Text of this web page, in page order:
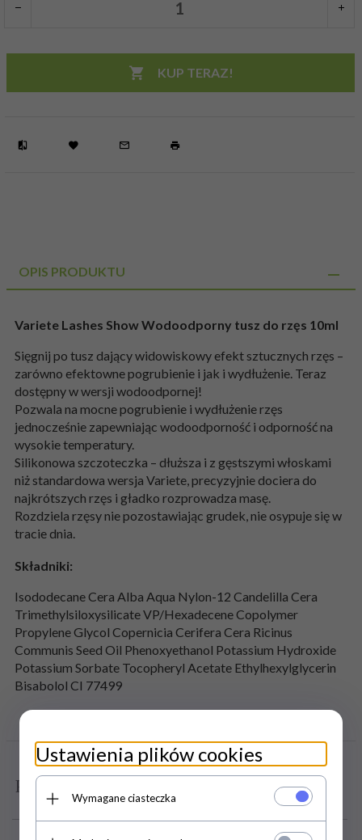
KUP TERAZ!
OPIS PRODUKTU
Variete Lashes Show Wodoodporny tusz do rzęs 10ml
Sięgnij po tusz dający widowiskowy efekt sztucznych rzęs –
zarówno efektowne pogrubienie i jak i wydłużenie. Teraz
dostępny w wersji wodoodpornej!
Pozwala na mocne pogrubienie i wydłużenie rzęs
jednocześnie zapewniając wodoodporność i odporność na
wysokie temperatury.
Silikonowa szczoteczka – dłuższa i z gęstszymi włoskami
niż standardowa wersja Variete, precyzyjnie dociera do
najkrótszych rzęs i gładko rozprowadza masę.
Rozdziela rzęsy nie pozostawiając grudek, nie osypuje się w
tracie dnia.
Składniki:
Isododecane Cera Alba Aqua Nylon-12 Candelilla Cera
Trimethylsiloxysilicate VP/Hexadecene Copolymer
Propylene Glycol Copernicia Cerifera Cera Ricinus
Communis Seed Oil Phenoxyethanol Potassium Hydroxide
Potassium Sorbate Tocopheryl Acetate Ethylhexylglycerin
Bisabolol CI 77499
OPINIE KLIENTÓW
Polecamy
Ustawienia plików cookies
Wymagane ciasteczka